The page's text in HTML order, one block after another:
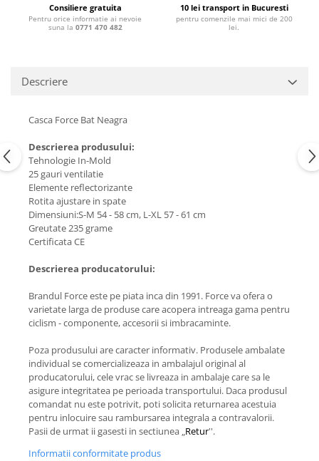
Consiliere gratuita
Pentru orice informatie ai nevoie
suna la 0771 470 482
10 lei transport in Bucuresti
pentru comenzile mai mici de 200
lei.
Descriere
Casca Force Bat Neagra
Descrierea produsului:
Tehnologie In-Mold
25 gauri ventilatie
Elemente reflectorizante
Rotita ajustare in spate
Dimensiuni:S-M 54 - 58 cm, L-XL 57 - 61 cm
Greutate 235 grame
Certificata CE
Descrierea producatorului:
Brandul Force este pe piata inca din 1991. Force va ofera o
varietate larga de produse care acopera intreaga gama pentru
ciclism - componente, accesorii si imbracaminte.
Poza produsului are caracter informativ. Produsele ambalate
individual se comercializeaza in ambalajul original al
producatorului, cele vrac se livreaza in ambalaje care sa le
asigure integritatea pe perioada transportului. Daca produsul
comandat nu este potrivit, poti solicita returnarea acestuia
pentru inlocuire sau rambursarea integrala a contravalorii.
Pasii de urmat ii gasesti in sectiunea „Retur''.
Informatii conformitate produs